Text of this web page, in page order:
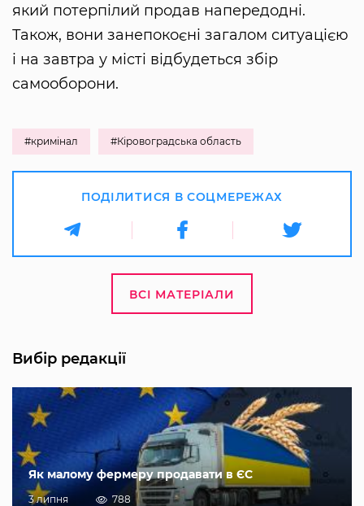
який потерпілий продав напередодні.
Також, вони занепокоєні загалом ситуацією
і на завтра у місті відбудеться збір
самооборони.
#кримінал #Кіровоградська область
ПОДІЛИТИСЯ В СОЦМЕРЕЖАХ
ВСІ МАТЕРІАЛИ
Вибір редакції
Як малому фермеру продавати в ЄС
3 липня 788